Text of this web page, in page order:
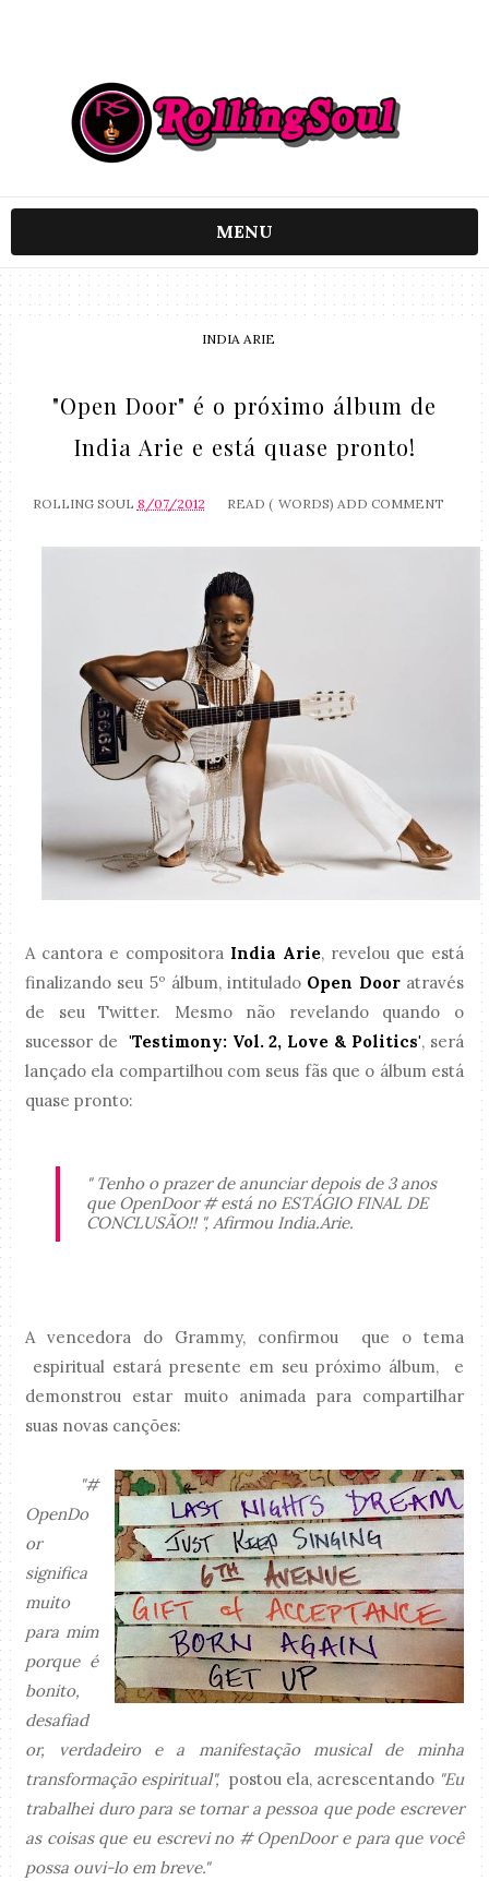
MENU
INDIA ARIE
"Open Door" é o próximo álbum de
India Arie e está quase pronto!
ROLLING SOUL 8/07/2012 READ ( WORDS) ADD COMMENT
A cantora e compositora India Arie, revelou que está
finalizando seu 5º álbum, intitulado Open Door através
de seu Twitter. Mesmo não revelando quando o
sucessor de 'Testimony: Vol. 2, Love & Politics', será
lançado ela compartilhou com seus fãs que o álbum está
quase pronto:
" Tenho o prazer de anunciar depois de 3 anos
que OpenDoor # está no ESTÁGIO FINAL DE
CONCLUSÃO!! ", Afirmou India.Arie.
A vencedora do Grammy, confirmou que o tema
espiritual estará presente em seu próximo álbum, e
demonstrou estar muito animada para compartilhar
suas novas canções:
"#
OpenDo
or
significa
muito
para mim
porque é
bonito,
desafiad
or, verdadeiro e a manifestação musical de minha
transformação espiritual", postou ela, acrescentando"Eu
trabalhei duro para se tornar a pessoa que pode escrever
as coisas que eu escrevi no # OpenDoor e para que você
possa ouvi-lo em breve."